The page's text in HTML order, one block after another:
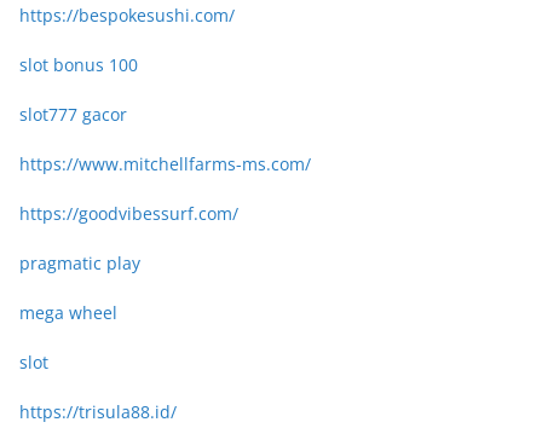
https://bespokesushi.com/
slot bonus 100
slot777 gacor
https://www.mitchellfarms-ms.com/
https://goodvibessurf.com/
pragmatic play
mega wheel
slot
https://trisula88.id/